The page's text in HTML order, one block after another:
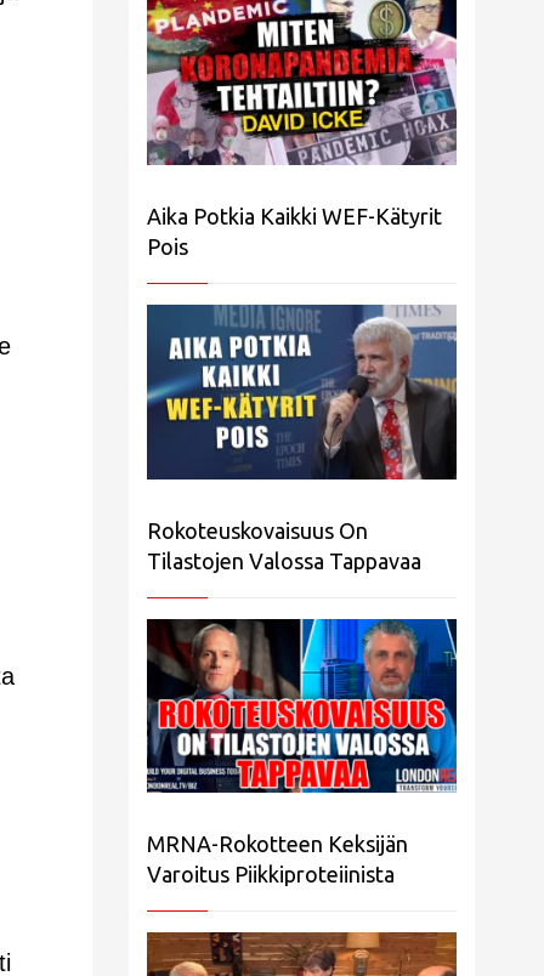
Aika Potkia Kaikki WEF-Kätyrit
Pois
Rokoteuskovaisuus On
Tilastojen Valossa Tappavaa
MRNA-Rokotteen Keksijän
Varoitus Piikkiproteiinista